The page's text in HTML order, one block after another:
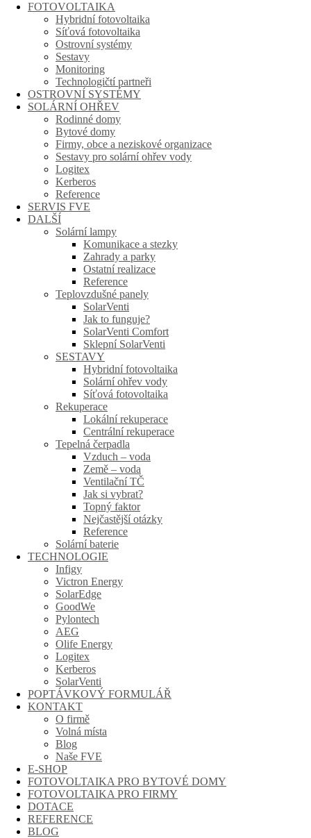
FOTOVOLTAIKA
Hybridní fotovoltaika
Síťová fotovoltaika
Ostrovní systémy
Sestavy
Monitoring
Technologičtí partneři
OSTROVNÍ SYSTÉMY
SOLÁRNÍ OHŘEV
Rodinné domy
Bytové domy
Firmy, obce a neziskové organizace
Sestavy pro solární ohřev vody
Logitex
Kerberos
Reference
SERVIS FVE
DALŠÍ
Solární lampy
Komunikace a stezky
Zahrady a parky
Ostatní realizace
Reference
Teplovzdušné panely
SolarVenti
Jak to funguje?
SolarVenti Comfort
Sklepní SolarVenti
SESTAVY
Hybridní fotovoltaika
Solární ohřev vody
Síťová fotovoltaika
Rekuperace
Lokální rekuperace
Centrální rekuperace
Tepelná čerpadla
Vzduch – voda
Země – voda
Ventilační TČ
Jak si vybrat?
Topný faktor
Nejčastější otázky
Reference
Solární baterie
TECHNOLOGIE
Infigy
Victron Energy
SolarEdge
GoodWe
Pylontech
AEG
Olife Energy
Logitex
Kerberos
SolarVenti
POPTÁVKOVÝ FORMULÁŘ
KONTAKT
O firmě
Volná místa
Blog
Naše FVE
E-SHOP
FOTOVOLTAIKA PRO BYTOVÉ DOMY
FOTOVOLTAIKA PRO FIRMY
DOTACE
REFERENCE
BLOG